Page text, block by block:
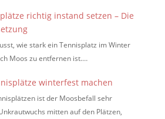
richtig instand setzen – Die
wie stark ein Tennisplatz im Winter
Moos zu entfernen ist.…
winterfest machen
ist der Moosbefall sehr
mitten auf den Plätzen,